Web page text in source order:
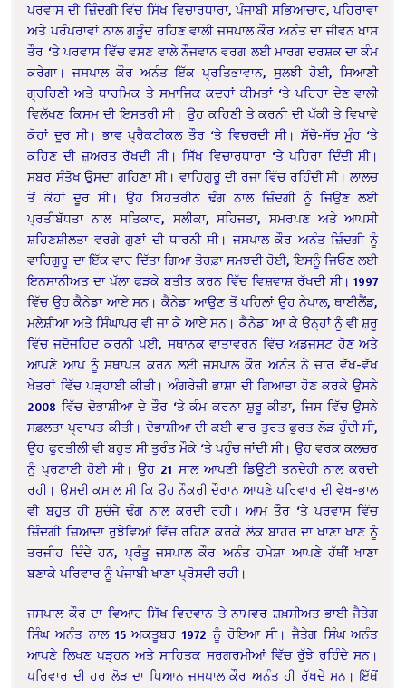
ਪਰਵਾਸ ਦੀ ਜ਼ਿੰਦਗੀ ਵਿੱਚ ਸਿੱਖ ਵਿਚਾਰਧਾਰਾ, ਪੰਜਾਬੀ ਸਭਿਆਚਾਰ, ਪਹਿਰਾਵਾ
ਅਤੇ ਪਰੰਪਰਾਵਾਂ ਨਾਲ ਗੜੂੰਦ ਰਹਿਣ ਵਾਲੀ ਜਸਪਾਲ ਕੌਰ ਅਨੰਤ ਦਾ ਜੀਵਨ ਖਾਸ
ਤੌਰ ‘ਤੇ ਪਰਵਾਸ ਵਿੱਚ ਵਸਣ ਵਾਲੇ ਨੌਜਵਾਨ ਵਰਗ ਲਈ ਮਾਰਗ ਦਰਸ਼ਕ ਦਾ ਕੰਮ
ਕਰੇਗਾ। ਜਸਪਾਲ ਕੌਰ ਅਨੰਤ ਇੱਕ ਪ੍ਰਤਿਭਾਵਾਨ, ਸੁਲਝੀ ਹੋਈ, ਸਿਆਣੀ
ਗ੍ਰਹਿਣੀ ਅਤੇ ਧਾਰਮਿਕ ਤੇ ਸਮਾਜਿਕ ਕਦਰਾਂ ਕੀਮਤਾਂ ‘ਤੇ ਪਹਿਰਾ ਦੇਣ ਵਾਲੀ
ਵਿਲੱਖਣ ਕਿਸਮ ਦੀ ਇਸਤਰੀ ਸੀ। ਉਹ ਕਹਿਣੀ ਤੇ ਕਰਨੀ ਦੀ ਪੱਕੀ ਤੇ ਵਿਖਾਵੇ
ਕੋਹਾਂ ਦੂਰ ਸੀ। ਭਾਵ ਪ੍ਰੈਕਟੀਕਲ ਤੌਰ ‘ਤੇ ਵਿਚਰਦੀ ਸੀ। ਸੱਚੋ-ਸੱਚ ਮੂੰਹ ‘ਤੇ
ਕਹਿਣ ਦੀ ਜ਼ੁਅਰਤ ਰੱਖਦੀ ਸੀ। ਸਿੱਖ ਵਿਚਾਰਧਾਰਾ ‘ਤੇ ਪਹਿਰਾ ਦਿੰਦੀ ਸੀ।
ਸਬਰ ਸੰਤੋਖ ਉਸਦਾ ਗਹਿਣਾ ਸੀ। ਵਾਹਿਗੁਰੂ ਦੀ ਰਜਾ ਵਿੱਚ ਰਹਿੰਦੀ ਸੀ। ਲਾਲਚ
ਤੋਂ ਕੋਹਾਂ ਦੂਰ ਸੀ। ਉਹ ਬਿਹਤਰੀਨ ਢੰਗ ਨਾਲ ਜ਼ਿੰਦਗੀ ਨੂੰ ਜਿਉਣ ਲਈ
ਪ੍ਰਤੀਬੱਧਤਾ ਨਾਲ ਸਤਿਕਾਰ, ਸਲੀਕਾ, ਸਹਿਜਤਾ, ਸਮਰਪਣ ਅਤੇ ਆਪਸੀ
ਸ਼ਹਿਣਸ਼ੀਲਤਾ ਵਰਗੇ ਗੁਣਾਂ ਦੀ ਧਾਰਨੀ ਸੀ। ਜਸਪਾਲ ਕੌਰ ਅਨੰਤ ਜ਼ਿੰਦਗੀ ਨੂੰ
ਵਾਹਿਗੁਰੂ ਦਾ ਇੱਕ ਵਾਰ ਦਿੱਤਾ ਗਿਆ ਤੋਹਫ਼ਾ ਸਮਝਦੀ ਹੋਈ, ਇਸਨੂੰ ਜਿਓਣ ਲਈ
ਇਨਸਾਨੀਅਤ ਦਾ ਪੱਲਾ ਫੜਕੇ ਬਤੀਤ ਕਰਨ ਵਿੱਚ ਵਿਸ਼ਵਾਸ਼ ਰੱਖਦੀ ਸੀ। 1997
ਵਿੱਚ ਉਹ ਕੈਨੇਡਾ ਆਏ ਸਨ। ਕੈਨੇਡਾ ਆਉਣ ਤੋਂ ਪਹਿਲਾਂ ਉਹ ਨੇਪਾਲ, ਥਾਈਲੈਂਡ,
ਮਲੇਸ਼ੀਆ ਅਤੇ ਸਿੰਘਾਪੁਰ ਵੀ ਜਾ ਕੇ ਆਏ ਸਨ। ਕੈਨੇਡਾ ਆ ਕੇ ਉਨ੍ਹਾਂ ਨੂੰ ਵੀ ਸ਼ੁਰੂ
ਵਿੱਚ ਜਦੋਜਹਿਦ ਕਰਨੀ ਪਈ, ਸਥਾਨਕ ਵਾਤਾਵਰਨ ਵਿੱਚ ਅਡਜਸਟ ਹੋਣ ਅਤੇ
ਆਪਣੇ ਆਪ ਨੂੰ ਸਥਾਪਤ ਕਰਨ ਲਈ ਜਸਪਾਲ ਕੌਰ ਅਨੰਤ ਨੇ ਚਾਰ ਵੱਖ-ਵੱਖ
ਖੇਤਰਾਂ ਵਿੱਚ ਪੜ੍ਹਾਈ ਕੀਤੀ। ਅੰਗਰੇਜ਼ੀ ਭਾਸ਼ਾ ਦੀ ਗਿਆਤਾ ਹੋਣ ਕਰਕੇ ਉਸਨੇ
2008 ਵਿੱਚ ਦੋਭਾਸ਼ੀਆ ਦੇ ਤੌਰ ‘ਤੇ ਕੰਮ ਕਰਨਾ ਸ਼ੁਰੂ ਕੀਤਾ, ਜਿਸ ਵਿੱਚ ਉਸਨੇ
ਸਫ਼ਲਤਾ ਪ੍ਰਾਪਤ ਕੀਤੀ। ਦੋਭਾਸ਼ੀਆ ਦੀ ਕਈ ਵਾਰ ਤੁਰਤ ਫੁਰਤ ਲੋੜ ਹੁੰਦੀ ਸੀ,
ਉਹ ਫੁਰਤੀਲੀ ਵੀ ਬਹੁਤ ਸੀ ਤੁਰੰਤ ਮੌਕੇ ‘ਤੇ ਪਹੁੰਚ ਜਾਂਦੀ ਸੀ। ਉਹ ਵਰਕ ਕਲਚਰ
ਨੂੰ ਪ੍ਰਣਾਈ ਹੋਈ ਸੀ। ਉਹ 21 ਸਾਲ ਆਪਣੀ ਡਿਊੁਟੀ ਤਨਦੇਹੀ ਨਾਲ ਕਰਦੀ
ਰਹੀ। ਉਸਦੀ ਕਮਾਲ ਸੀ ਕਿ ਉਹ ਨੌਕਰੀ ਦੌਰਾਨ ਆਪਣੇ ਪਰਿਵਾਰ ਦੀ ਵੇਖ-ਭਾਲ
ਵੀ ਬਹੁਤ ਹੀ ਸੁਚੱਜੇ ਢੰਗ ਨਾਲ ਕਰਦੀ ਰਹੀ। ਆਮ ਤੌਰ ‘ਤੇ ਪਰਵਾਸ ਵਿੱਚ
ਜ਼ਿੰਦਗੀ ਜ਼ਿਆਦਾ ਰੁਝੇਵਿਆਂ ਵਿੱਚ ਰਹਿਣ ਕਰਕੇ ਲੋਕ ਬਾਹਰ ਦਾ ਖਾਣਾ ਖਾਣ ਨੂੰ
ਤਰਜੀਹ ਦਿੰਦੇ ਹਨ, ਪ੍ਰੰਤੂ ਜਸਪਾਲ ਕੌਰ ਅਨੰਤ ਹਮੇਸ਼ਾ ਆਪਣੇ ਹੱਥੀਂ ਖਾਣਾ
ਬਣਾਕੇ ਪਰਿਵਾਰ ਨੂੰ ਪੰਜਾਬੀ ਖਾਣਾ ਪ੍ਰੋਸਦੀ ਰਹੀ।
ਜਸਪਾਲ ਕੌਰ ਦਾ ਵਿਆਹ ਸਿੱਖ ਵਿਦਵਾਨ ਤੇ ਨਾਮਵਰ ਸ਼ਖ਼ਸੀਅਤ ਭਾਈ ਜੈਤੇਗ
ਸਿੰਘ ਅਨੰਤ ਨਾਲ 15 ਅਕਤੂਬਰ 1972 ਨੂੰ ਹੋਇਆ ਸੀ। ਜੈਤੇਗ ਸਿੰਘ ਅਨੰਤ
ਆਪਣੇ ਲਿਖਣ ਪੜ੍ਹਨ ਅਤੇ ਸਾਹਿਤਕ ਸਰਗਰਮੀਆਂ ਵਿੱਚ ਰੁੱਝੇ ਰਹਿੰਦੇ ਸਨ।
ਪਰਿਵਾਰ ਦੀ ਹਰ ਲੋੜ ਦਾ ਧਿਆਨ ਜਸਪਾਲ ਕੌਰ ਅਨੰਤ ਹੀ ਰੱਖਦੇ ਸਨ। ਇੱਥੋਂ